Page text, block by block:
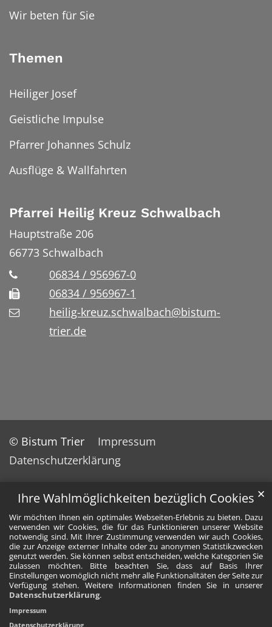
Ihre Wahlmöglichkeiten bezüglich Cookies
Wir möchten Ihnen ein optimales Webseiten-Erlebnis zu bieten. Dazu
verwenden wir Cookies, die für das Funktionieren unserer Website
notwendig sind. Mit Ihrer Zustimmung verwenden wir auch Cookies,
die zur Anzeige externer Inhalte oder zu anonymen Statistikzwecken
genutzt werden. Sie können selbst entscheiden, welche Kategorien Sie
zulassen möchten. Bitte beachten Sie, dass auf Basis Ihrer
Einstellungen womöglich nicht mehr alle Funktionalitäten der Seite zur
Verfügung stehen. Weitere Informationen finden Sie in unserer
Datenschutzerklärung.
✕
Impressum
Datenschutzerklärung
Wir beten für Sie
Themen
Heiliger Josef
Geistliche Impulse
Pfarrer Johannes Schulz
Ausflüge & Wallfahrten
Pfarrei Heilig Kreuz Schwalbach
Hauptstraße 206
66773 Schwalbach
06834 / 956967-0
06834 / 956967-1
heilig-kreuz.schwalbach@bistum-
trier.de
© Bistum Trier
Impressum
Datenschutzerklärung